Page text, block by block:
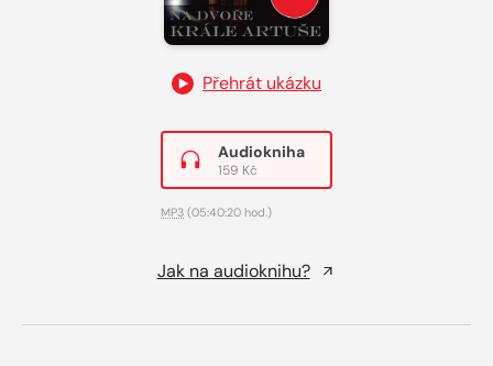
Přehrát ukázku
Audiokniha
159 Kč
MP3 (05:40:20 hod.)
Jak na audioknihu?